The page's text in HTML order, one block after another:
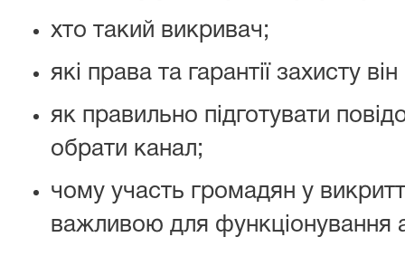
хто такий викривач;
які права та гарантії захисту
як правильно підготувати
обрати канал;
чому участь громадян у
важливою для функціонування